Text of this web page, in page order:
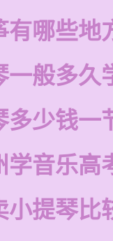
有哪些地
一般多久
多少钱一
学音乐高
小提琴比